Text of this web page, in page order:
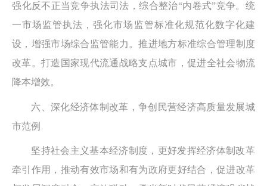
强化反不正当竞争执法司法，综合整治“内卷式”竞争。统
一市场监管执法，强化市场监管标准化规范化数字化建
设，增强市场综合监管能力。推进地方标准综合管理制度
改革。打造国家现代流通战略支点城市，促进全社会物流
降本增效。
六、深化经济体制改革，争创民营经济高质量发展城
市范例
坚持社会主义基本经济制度，更好发挥经济体制改革
牵引作用，推动有效市场和有为政府更好结合，促进改革